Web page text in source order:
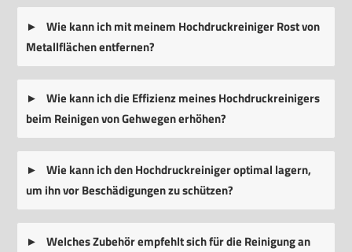
Wie kann ich mit meinem Hochdruckreiniger Rost von
Metallflächen entfernen?
Wie kann ich die Effizienz meines Hochdruckreinigers
beim Reinigen von Gehwegen erhöhen?
Wie kann ich den Hochdruckreiniger optimal lagern,
um ihn vor Beschädigungen zu schützen?
Welches Zubehör empfehlt sich für die Reinigung an